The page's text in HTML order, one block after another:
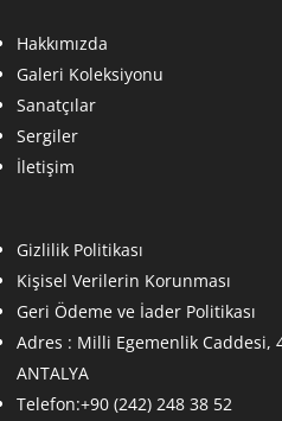
Hakkımızda
Galeri Koleksiyonu
Sanatçılar
Sergiler
İletişim
Gizlilik Politikası
Kişisel Verilerin Korunması
Geri Ödeme ve İader Politikası
Adres : Milli Egemenlik Caddesi,
ANTALYA
Telefon:+90 (242) 248 38 52